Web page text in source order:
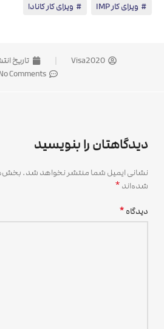
ویزای کار IMP
ویزای کار کانادا
Visa2020 تاریخ
Comments
دیدگاهتان را بنویسید
نشانی ایمیل شما منتشر نخواهد شد.
شده‌اند *
دیدگاه *